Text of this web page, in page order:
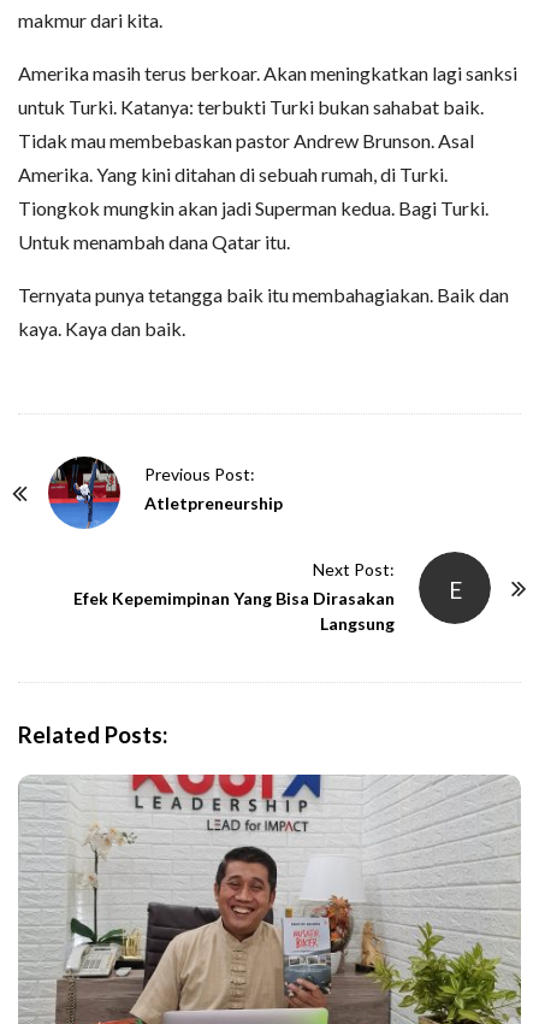
makmur dari kita.
Amerika masih terus berkoar. Akan meningkatkan lagi sanksi
untuk Turki. Katanya: terbukti Turki bukan sahabat baik.
Tidak mau membebaskan pastor Andrew Brunson. Asal
Amerika. Yang kini ditahan di sebuah rumah, di Turki.
Tiongkok mungkin akan jadi Superman kedua. Bagi Turki.
Untuk menambah dana Qatar itu.
Ternyata punya tetangga baik itu membahagiakan. Baik dan
kaya. Kaya dan baik.
Previous Post:
Atletpreneurship
E
Next Post:
Efek Kepemimpinan Yang Bisa Dirasakan
Langsung
Related Posts: